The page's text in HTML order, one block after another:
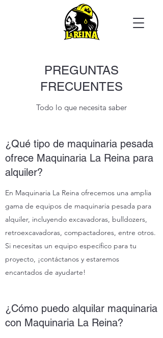
PREGUNTAS
FRECUENTES
Todo lo que necesita saber
¿Qué tipo de maquinaria pesada
ofrece Maquinaria La Reina para
alquiler?
En Maquinaria La Reina ofrecemos una amplia
gama de equipos de maquinaria pesada para
alquiler, incluyendo excavadoras, bulldozers,
retroexcavadoras, compactadores, entre otros.
Si necesitas un equipo específico para tu
proyecto, ¡contáctanos y estaremos
encantados de ayudarte!
¿Cómo puedo alquilar maquinaria
con Maquinaria La Reina?